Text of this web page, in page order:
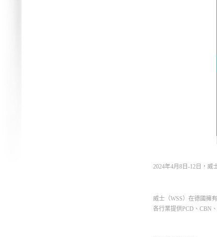
2024年4月 8 日 -12 日，威
威士（WSS）在德國擁
各行業提供PCD 、 CBN 、